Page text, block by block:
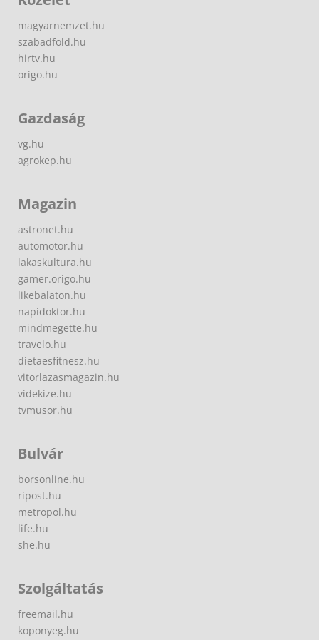
magyarnemzet.hu
szabadfold.hu
hirtv.hu
origo.hu
Gazdaság
vg.hu
agrokep.hu
Magazin
astronet.hu
automotor.hu
lakaskultura.hu
gamer.origo.hu
likebalaton.hu
napidoktor.hu
mindmegette.hu
travelo.hu
dietaesfitnesz.hu
vitorlazasmagazin.hu
videkize.hu
tvmusor.hu
Bulvár
borsonline.hu
ripost.hu
metropol.hu
life.hu
she.hu
Szolgáltatás
freemail.hu
koponyeg.hu